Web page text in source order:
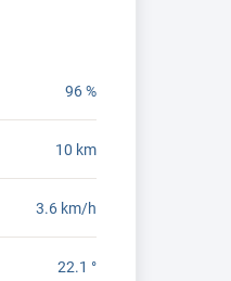
96 %
10 km
3.6 km/h
22.1 °